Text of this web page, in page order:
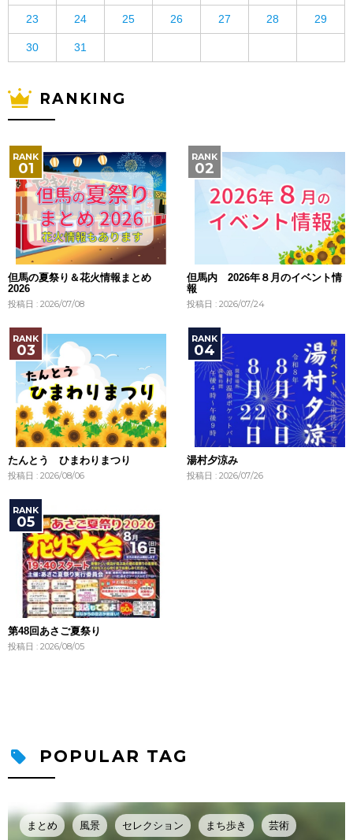
23 24 25 26 27 28 29
30 31
RANKING
但馬の夏祭り＆花火情報まとめ
2026
投稿日 : 2026/07/08
但馬内 2026年８月のイベント情
報
投稿日 : 2026/07/24
たんとう ひまわりまつり
投稿日 : 2026/08/06
湯村夕涼み
投稿日 : 2026/07/26
第48回あさご夏祭り
投稿日 : 2026/08/05
POPULAR TAG
まとめ 風景 セレクション まち歩き 芸術